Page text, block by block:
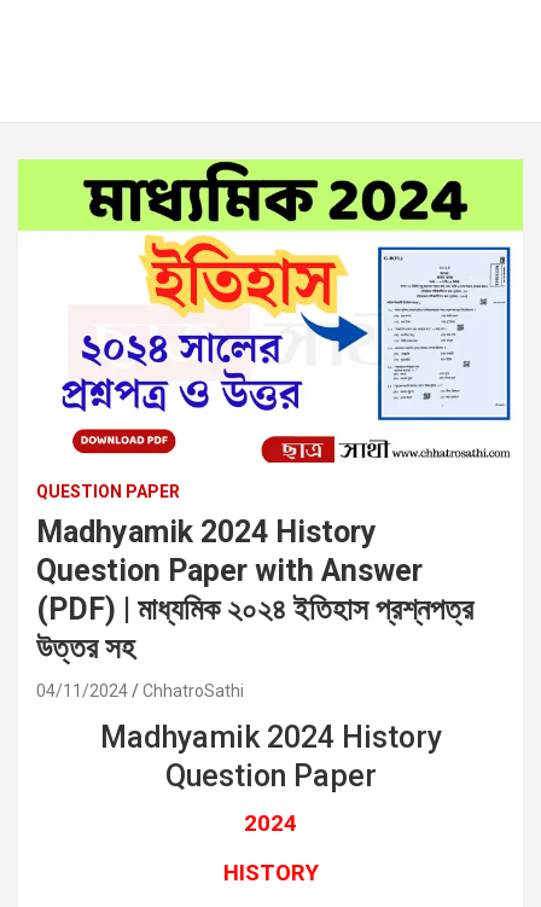
QUESTION PAPER
Madhyamik 2024 History
Question Paper with Answer
(PDF) | মাধ্যমিক ২০২৪ ইতিহাস প্রশ্নপত্র
উত্তর সহ
04/11/2024 ChhatroSathi
Madhyamik 2024 History
Question Paper
2024
HISTORY